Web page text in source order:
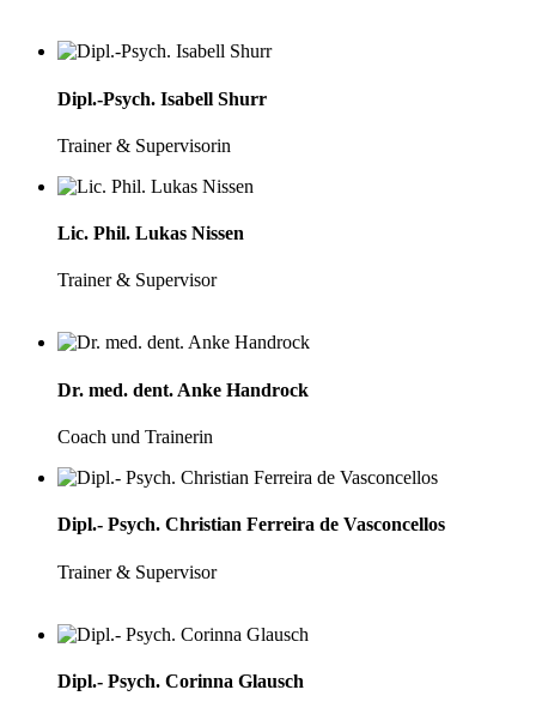
Dipl.-Psych. Isabell Shurr
Trainer & Supervisorin
Lic. Phil. Lukas Nissen
Trainer & Supervisor
Dr. med. dent. Anke Handrock
Coach und Trainerin
Dipl.- Psych. Christian Ferreira de Vasconcellos
Trainer & Supervisor
Dipl.- Psych. Corinna Glausch